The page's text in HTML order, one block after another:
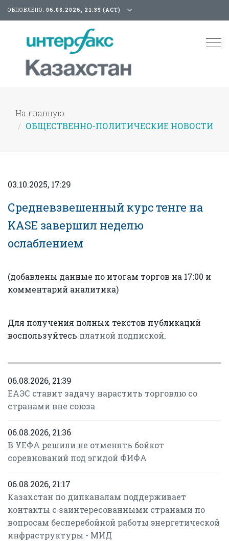
ОБНОВЛЕНО: 06.08.2026, 21:39 (АСТ)
На главную
ОБЩЕСТВЕННО-ПОЛИТИЧЕСКИЕ НОВОСТИ
03.10.2025, 17:29
Средневзвешенный курс тенге на
KASE завершил неделю
ослаблением
(добавлены данные по итогам торгов на 17:00 и
комментарий аналитика)
Для получения полных текстов публикаций
воспользуйтесь платной подпиской.
06.08.2026, 21:39
ЕАЭС ставит задачу нарастить торговлю со
странами вне союза
06.08.2026, 21:36
В УЕФА решили не отменять бойкот
соревнований под эгидой ФИФА
06.08.2026, 21:17
Казахстан по дипканалам поддерживает
контакты с заинтересованными странами по
вопросам бесперебойной работы энергетической
инфраструктуры - МИД